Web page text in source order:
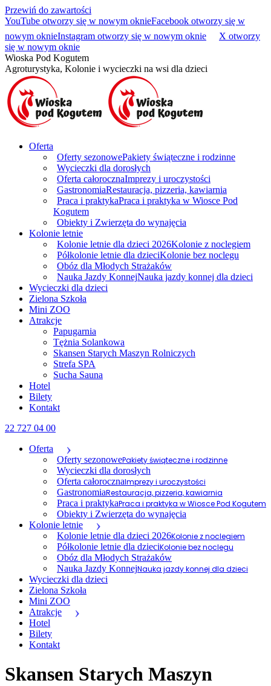
Przewiń do zawartości
YouTube otworzy się w nowym oknieFacebook otworzy się w
nowym oknieInstagram otworzy się w nowym oknie
X otworzy
się w nowym oknie
Wioska Pod Kogutem
Agroturystyka, Kolonie i wycieczki na wsi dla dzieci
Oferta
Oferty sezonowePakiety świąteczne i rodzinne
Wycieczki dla dorosłych
Oferta całorocznaImprezy i uroczystości
GastronomiaRestauracja, pizzeria, kawiarnia
Praca i praktykaPraca i praktyka w Wiosce Pod
Kogutem
Obiekty i Zwierzęta do wynajęcia
Kolonie letnie
Kolonie letnie dla dzieci 2026Kolonie z noclegiem
Półkolonie letnie dla dzieciKolonie bez noclegu
Obóz dla Młodych Strażaków
Nauka Jazdy KonnejNauka jazdy konnej dla dzieci
Wycieczki dla dzieci
Zielona Szkoła
Mini ZOO
Atrakcje
Papugarnia
Tężnia Solankowa
Skansen Starych Maszyn Rolniczych
Strefa SPA
Sucha Sauna
Hotel
Bilety
Kontakt
22 727 04 00
Oferta
Oferty sezonowePakiety świąteczne i rodzinne
Wycieczki dla dorosłych
Oferta całorocznaImprezy i uroczystości
GastronomiaRestauracja, pizzeria, kawiarnia
Praca i praktykaPraca i praktyka w Wiosce Pod Kogutem
Obiekty i Zwierzęta do wynajęcia
Kolonie letnie
Kolonie letnie dla dzieci 2026Kolonie z noclegiem
Półkolonie letnie dla dzieciKolonie bez noclegu
Obóz dla Młodych Strażaków
Nauka Jazdy KonnejNauka jazdy konnej dla dzieci
Wycieczki dla dzieci
Zielona Szkoła
Mini ZOO
Atrakcje
Hotel
Bilety
Kontakt
Skansen Starych Maszyn